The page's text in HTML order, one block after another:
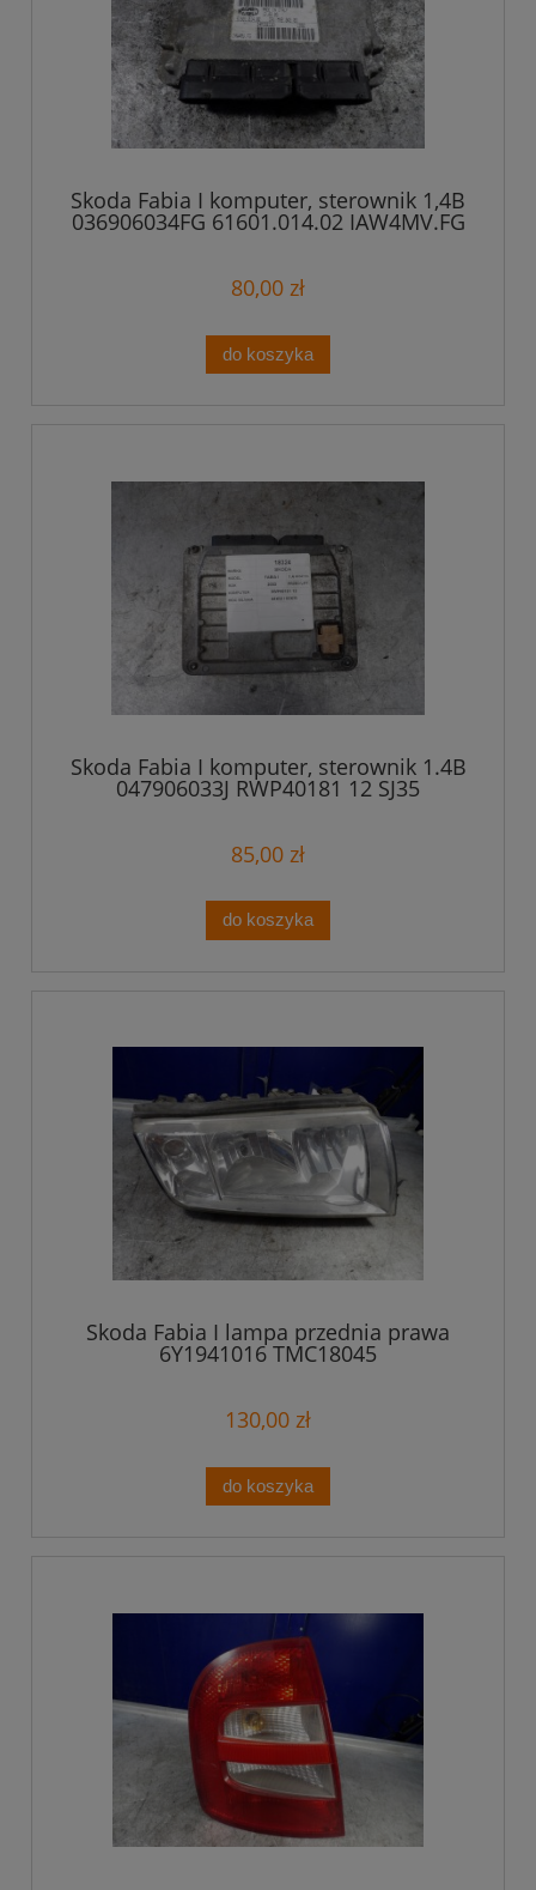
Skoda Fabia I komputer, sterownik 1,4B
036906034FG 61601.014.02 IAW4MV.FG
80,00 zł
do koszyka
Skoda Fabia I komputer, sterownik 1.4B
047906033J RWP40181 12 SJ35
85,00 zł
do koszyka
Skoda Fabia I lampa przednia prawa
6Y1941016 TMC18045
130,00 zł
do koszyka